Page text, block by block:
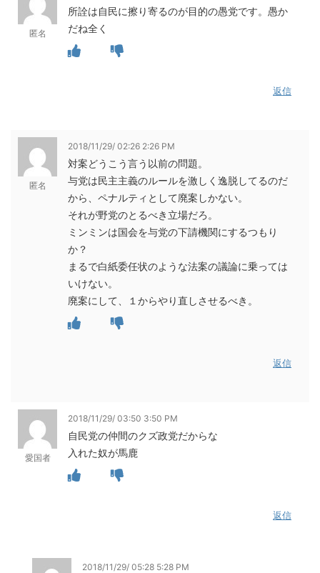
匿名
所詮は自民に擦り寄るのが目的の愚党です。愚か
だね全く
返信
匿名
2018/11/29/ 02:26 2:26 PM
対案どうこう言う以前の問題。
与党は民主主義のルールを激しく逸脱してるのだ
から、ペナルティとして廃案しかない。
それが野党のとるべき立場だろ。
ミンミンは国会を与党の下請機関にするつもり
か？
まるで白紙委任状のような法案の議論に乗っては
いけない。
廃案にして、１からやり直しさせるべき。
返信
愛国者
2018/11/29/ 03:50 3:50 PM
自民党の仲間のクズ政党だからな
入れた奴が馬鹿
返信
2018/11/29/ 05:28 5:28 PM